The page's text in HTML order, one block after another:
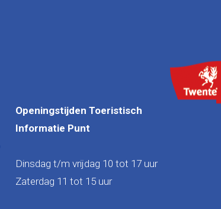
Openingstijden Toeristisch
Informatie Punt
Dinsdag t/m vrijdag 10 tot 17 uur
Zaterdag 11 tot 15 uur